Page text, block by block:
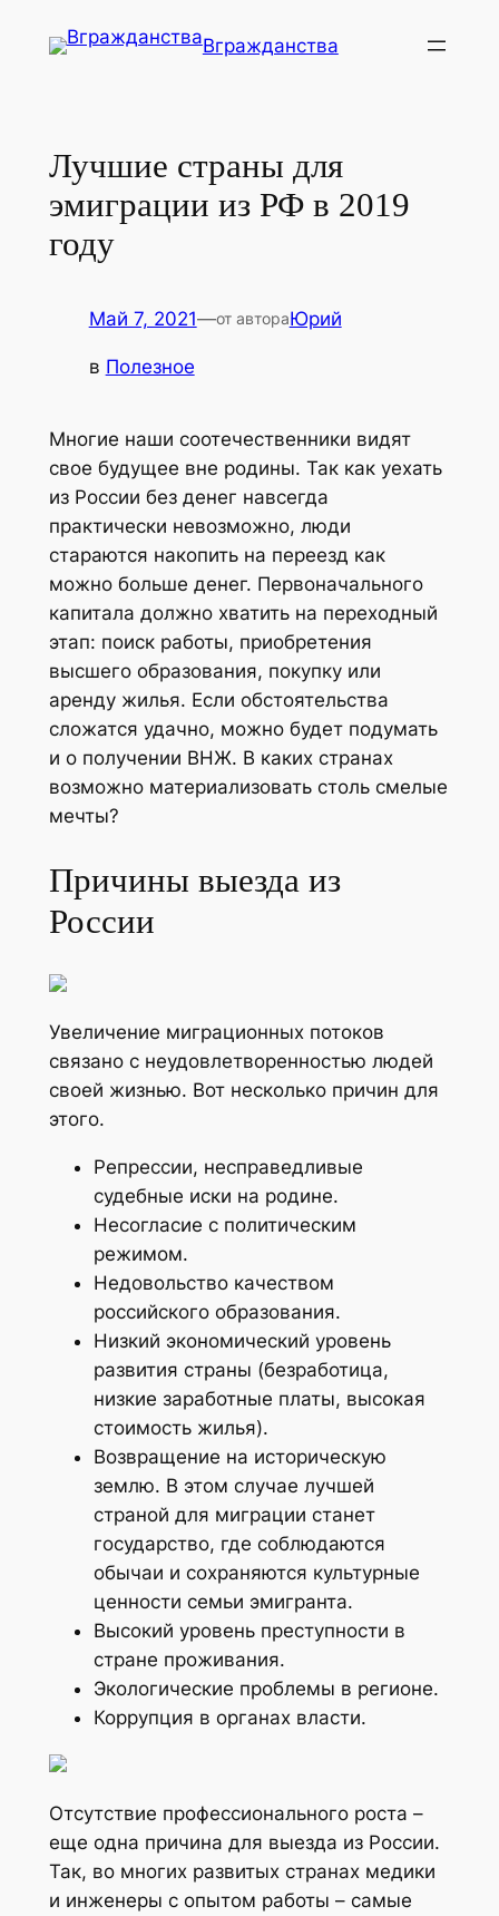
Вгражданства
Лучшие страны для
эмиграции из РФ в 2019
году
Май 7, 2021—от автораЮрий
в Полезное
Многие наши соотечественники видят
свое будущее вне родины. Так как уехать
из России без денег навсегда
практически невозможно, люди
стараются накопить на переезд как
можно больше денег. Первоначального
капитала должно хватить на переходный
этап: поиск работы, приобретения
высшего образования, покупку или
аренду жилья. Если обстоятельства
сложатся удачно, можно будет подумать
и о получении ВНЖ. В каких странах
возможно материализовать столь смелые
мечты?
Причины выезда из
России
Увеличение миграционных потоков
связано с неудовлетворенностью людей
своей жизнью. Вот несколько причин для
этого.
Репрессии, несправедливые
судебные иски на родине.
Несогласие с политическим
режимом.
Недовольство качеством
российского образования.
Низкий экономический уровень
развития страны (безработица,
низкие заработные платы, высокая
стоимость жилья).
Возвращение на историческую
землю. В этом случае лучшей
страной для миграции станет
государство, где соблюдаются
обычаи и сохраняются культурные
ценности семьи эмигранта.
Высокий уровень преступности в
стране проживания.
Экологические проблемы в регионе.
Коррупция в органах власти.
Отсутствие профессионального роста –
еще одна причина для выезда из России.
Так, во многих развитых странах медики
и инженеры с опытом работы – самые